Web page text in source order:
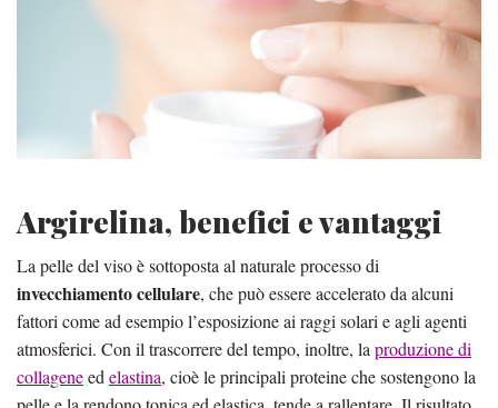
Argirelina, benefici e vantaggi
La pelle del viso è sottoposta al naturale processo di
invecchiamento cellulare, che può essere accelerato da alcuni
fattori come ad esempio l’esposizione ai raggi solari e agli agenti
atmosferici. Con il trascorrere del tempo, inoltre, la produzione di
collageneed elastina, cioè le principali proteine che sostengono la